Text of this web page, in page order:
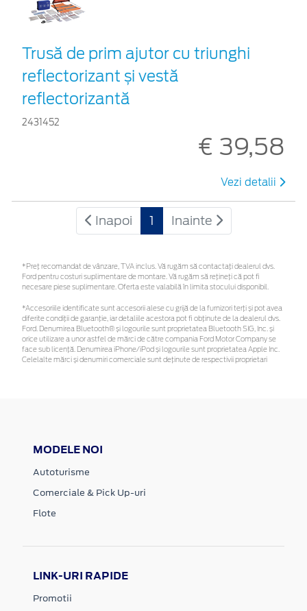
Trusă de prim ajutor cu triunghi
reflectorizant și vestă
reflectorizantă
2431452
€ 39,58
Vezi detalii
Inapoi 1 Inainte
*Preţ recomandat de vânzare, TVA inclus. Vă rugăm să contactaţi dealerul dvs.
Ford pentru costuri suplimentare de montare. Vă rugăm să rețineți că pot fi
necesare piese suplimentare. Oferta este valabilă în limita stocului disponibil.
*Accesoriile identificate sunt accesorii alese cu grijă de la furnizori terți și pot avea
diferite condiții de garanție, iar detaliile acestora pot fi obținute de la dealerul dvs.
Ford. Denumirea Bluetooth® și logourile sunt proprietatea Bluetooth SIG, Inc. și
orice utilizare a unor astfel de mărci de către compania Ford Motor Company se
face sub licență. Denumirea iPhone/iPod și logourile sunt proprietatea Apple Inc.
Celelalte mărci și denumiri comerciale sunt deținute de respectivii proprietari
MODELE NOI
Autoturisme
Comerciale & Pick Up-uri
Flote
LINK-URI RAPIDE
Promotii